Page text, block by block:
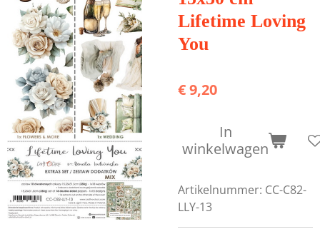
Lifetime Loving
You
€ 9,20
In
winkelwagen
Artikelnummer: CC-C82-
LLY-13